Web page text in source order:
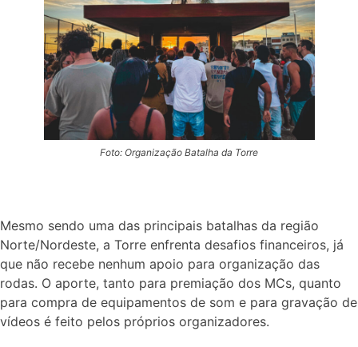
Foto: Organização Batalha da Torre
Mesmo sendo uma das principais batalhas da região
Norte/Nordeste, a Torre enfrenta desafios financeiros, já
que não recebe nenhum apoio para organização das
rodas. O aporte, tanto para premiação dos MCs, quanto
para compra de equipamentos de som e para gravação de
vídeos é feito pelos próprios organizadores.